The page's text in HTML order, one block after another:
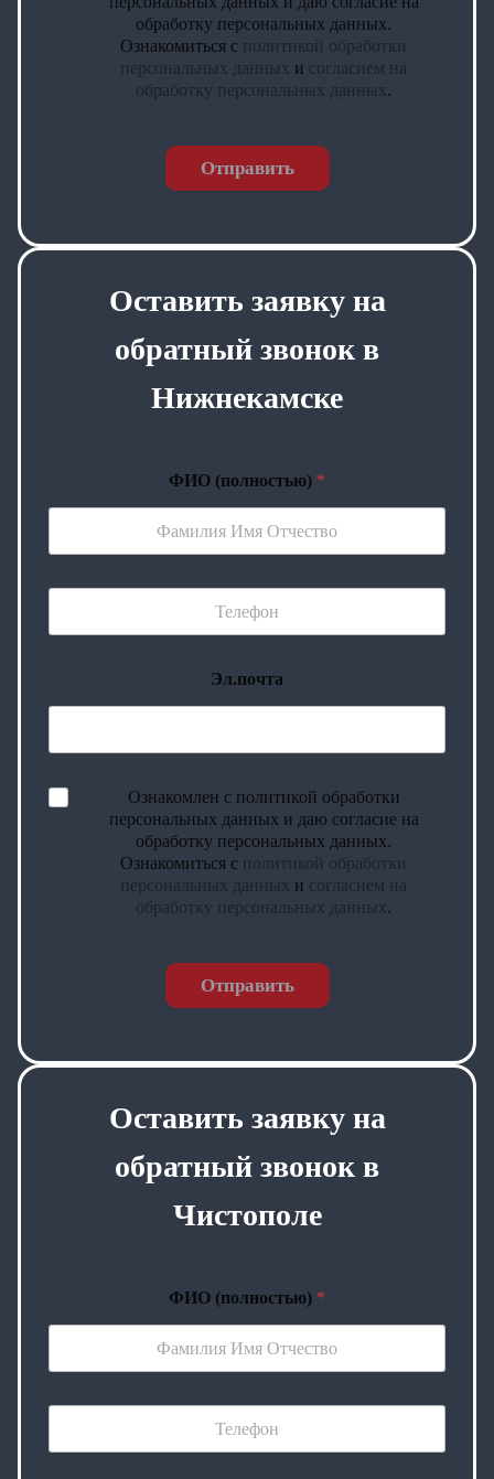
обработку персональных данных.
Ознакомиться с политикой обработки
персональных данных и согласием на
обработку персональных данных.
Отправить
Оставить заявку на
обратный звонок в
Нижнекамске
ФИО (полностью) *
Эл.почта
Ознакомлен с политикой обработки
персональных данных и даю согласие на
обработку персональных данных.
Ознакомиться с политикой обработки
персональных данных и согласием на
обработку персональных данных.
Отправить
Оставить заявку на
обратный звонок в
Чистополе
ФИО (полностью) *